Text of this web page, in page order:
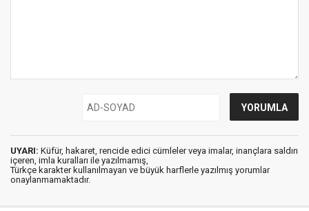
UYARI: Küfür, hakaret, rencide edici cümleler veya imalar, inançlara saldırı
içeren, imla kuralları ile yazılmamış,
Türkçe karakter kullanılmayan ve büyük harflerle yazılmış yorumlar
onaylanmamaktadır.